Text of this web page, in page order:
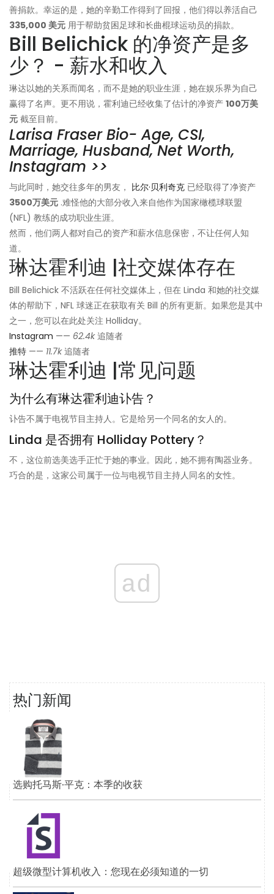
善捐款。幸运的是，她的辛勤工作得到了回报，他们得以养活自己
335,000 美元 用于帮助贫困足球和长曲棍球运动员的捐款。
Bill Belichick 的净资产是多
少？ - 薪水和收入
琳达以她的关系而闻名，而不是她的职业生涯，她在娱乐界为自己
赢得了名声。更不用说，霍利迪已经收集了估计的净资产 100万美
元 截至目前。
Larisa Fraser Bio- Age, CSI,
Marriage, Husband, Net Worth,
Instagram >>
与此同时，她交往多年的男友， 比尔·贝利奇克 已经取得了净资产
3500万美元 .难怪他的大部分收入来自他作为国家橄榄球联盟
(NFL) 教练的成功职业生涯。
然而，他们两人都对自己的资产和薪水信息保密，不让任何人知
道。
琳达霍利迪 |社交媒体存在
Bill Belichick 不活跃在任何社交媒体上，但在 Linda 和她的社交媒
体的帮助下，NFL 球迷正在获取有关 Bill 的所有更新。如果您是其中
之一，您可以在此处关注 Holliday。
Instagram —— 62.4k追随者
推特 —— 11.7k追随者
琳达霍利迪 |常见问题
为什么有琳达霍利迪讣告？
讣告不属于电视节目主持人。它是给另一个同名的女人的。
Linda 是否拥有 Holliday Pottery？
不，这位前选美选手正忙于她的事业。因此，她不拥有陶器业务。
巧合的是，这家公司属于一位与电视节目主持人同名的女性。
ad
热门新闻
选购托马斯·平克：本季的收获
超级微型计算机收入：您现在必须知道的一切